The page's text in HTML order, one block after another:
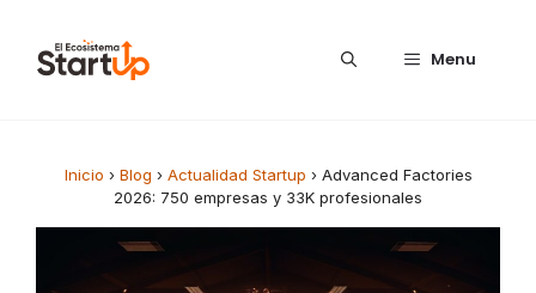
Menu
Inicio › Blog › Actualidad Startup › Advanced Factories
2026: 750 empresas y 33K profesionales